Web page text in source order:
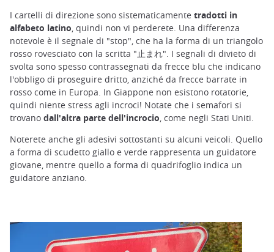
I cartelli di direzione sono sistematicamente tradotti in
alfabeto latino , quindi non vi perderete. Una differenza
notevole è il segnale di "stop", che ha la forma di un triangolo
rosso rovesciato con la scritta "止まれ". I segnali di divieto di
svolta sono spesso contrassegnati da frecce blu che indicano
l'obbligo di proseguire dritto, anziché da frecce barrate in
rosso come in Europa. In Giappone non esistono rotatorie,
quindi niente stress agli incroci! Notate che i semafori si
trovano dall'altra parte dell'incrocio , come negli Stati Uniti.
Noterete anche gli adesivi sottostanti su alcuni veicoli. Quello
a forma di scudetto giallo e verde rappresenta un guidatore
giovane, mentre quello a forma di quadrifoglio indica un
guidatore anziano.